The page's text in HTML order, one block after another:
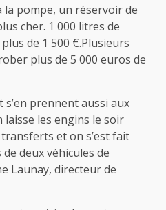
la pompe, un réservoir de
cher. 1 000 litres de
de 1 500 €.Plusieurs
plus de 5 000 euros de
prennent aussi aux
laisse les engins le soir
et on s’est fait
deux véhicules de
Launay, directeur de